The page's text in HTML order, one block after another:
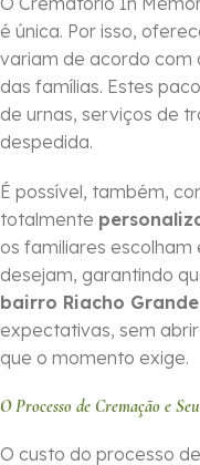
é única. Por isso,
variam de acordo com
das famílias. Estes
de urnas, serviços de
despedida.
É possível, também,
totalmente
os familiares
desejam, garantindo
bairro Riacho Grande
expectativas, sem
que o momento exige.
O Processo de Cremação e
O custo do processo